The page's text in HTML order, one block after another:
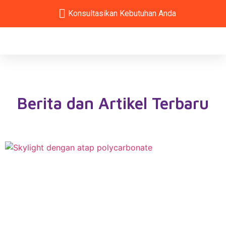
Konsultasikan Kebutuhan Anda
Berita dan Artikel Terbaru